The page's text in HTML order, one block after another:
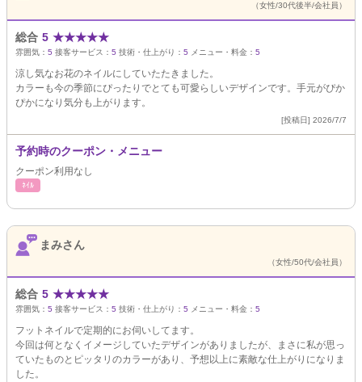
（女性/30代後半/会社員）
総合 5 ★★★★★
雰囲気： 5 接客サービス： 5 技術・仕上がり： 5 メニュー・料金： 5
涼し気なお花のネイルにしていたたきました。
カラーも今の季節にぴったりでとても可愛らしいデザインです。手元がぴか
ぴかになり気分も上がります。
[投稿日] 2026/7/7
予約時のクーポン・メニュー
クーポン利用なし
ﾈｲﾙ
まみさん
（女性/50代/会社員）
総合 5 ★★★★★
雰囲気： 5 接客サービス： 5 技術・仕上がり： 5 メニュー・料金： 5
フットネイルで定期的にお伺いしてます。
今回は何となくイメージしていたデザインがありましたが、まさに私が思っ
ていたものとピッタリのカラーがあり、予想以上に素敵な仕上がりになりま
した。